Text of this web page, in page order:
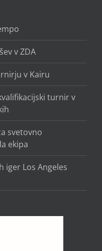
v ZDA
v Kairu
turnir v
svetovno
ekipa
iger Los Angeles